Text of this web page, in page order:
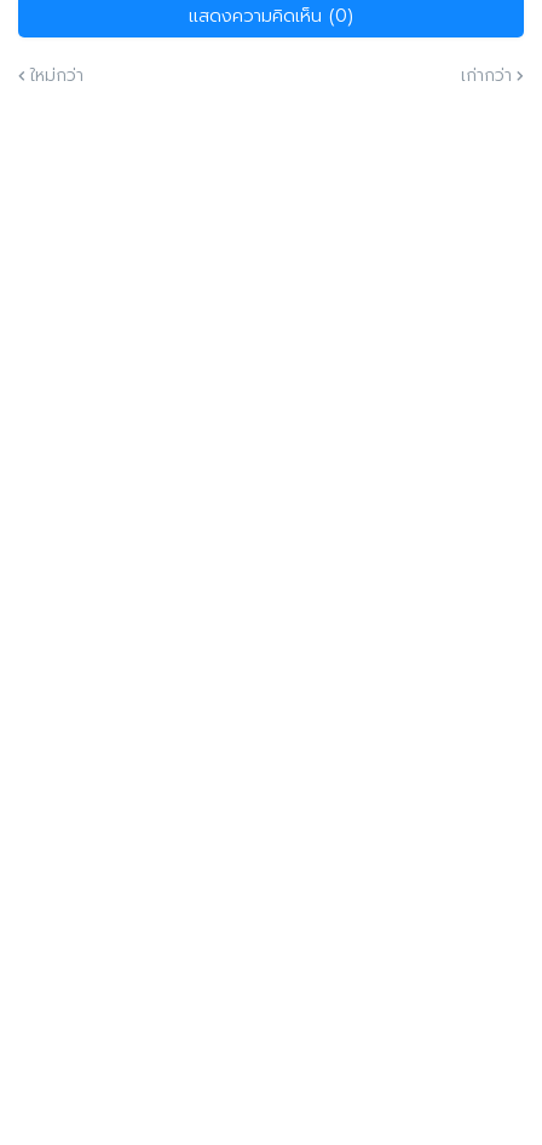
แสดงความคิดเห็น (0)
ใหม่กว่า เก่ากว่า